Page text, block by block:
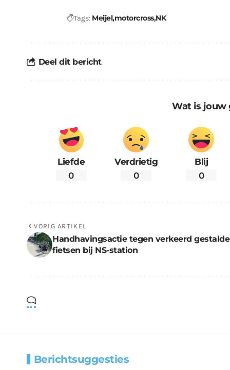
Tags: MeijelmotorcrossNK
Deel dit bericht
Wat is jouw
Liefde
0
Verdrietig
0
Blij
0
VORIG ARTIKEL
Handhavingsactie tegen verkeerd gestalde
fietsen bij NS-station
Berichtsuggesties